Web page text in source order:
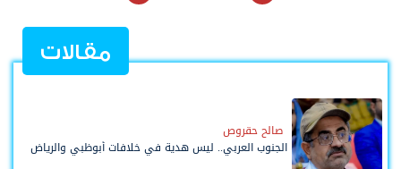
مقالات
صالح حقروص
الجنوب العربي.. ليس هدية في خلافات أبوظبي والرياض